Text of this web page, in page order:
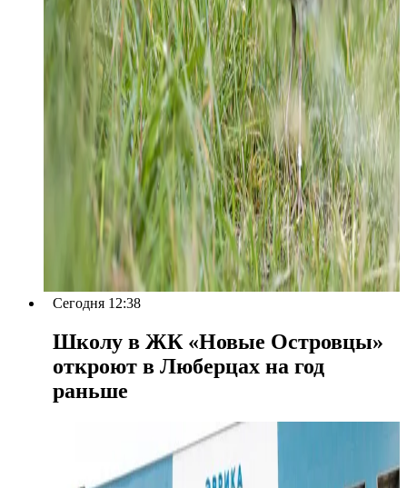
Сегодня 12:38
Школу в ЖК «Новые Островцы»
откроют в Люберцах на год
раньше